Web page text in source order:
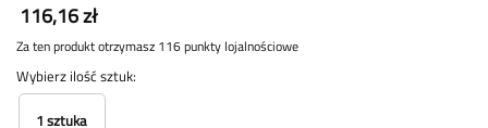
116,16 zł
Za ten produkt otrzymasz 116 punkty lojalnościowe
Wybierz ilość sztuk:
1 sztuka